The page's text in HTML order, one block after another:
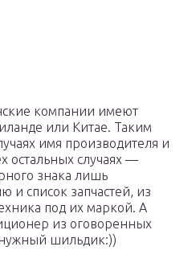
компании имеют
или Китае. Таким
имя производителя и
остальных случаях —
знака лишь
и список запчастей, из
под их маркой. А
из оговоренных
шильдик:))